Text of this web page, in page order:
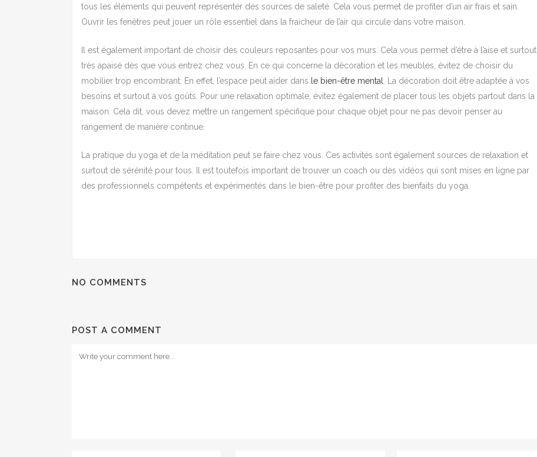
tous les éléments qui peuvent représenter des sources de saleté. Cela vous permet de profiter d’un air frais et sain.
Ouvrir les fenêtres peut jouer un rôle essentiel dans la fraicheur de l’air qui circule dans votre maison.
Il est également important de choisir des couleurs reposantes pour vos murs. Cela vous permet d’être à l’aise et surtout
très apaisé dès que vous entrez chez vous. En ce qui concerne la décoration et les meubles, évitez de choisir du
mobilier trop encombrant. En effet, l’espace peut aider dans le bien-être mental. La décoration doit être adaptée à vos
besoins et surtout à vos goûts. Pour une relaxation optimale, évitez également de placer tous les objets partout dans la
maison. Cela dit, vous devez mettre un rangement spécifique pour chaque objet pour ne pas devoir penser au
rangement de manière continue.
La pratique du yoga et de la méditation peut se faire chez vous. Ces activités sont également sources de relaxation et
surtout de sérénité pour tous. Il est toutefois important de trouver un coach ou des vidéos qui sont mises en ligne par
des professionnels compétents et expérimentés dans le bien-être pour profiter des bienfaits du yoga.
NO COMMENTS
POST A COMMENT